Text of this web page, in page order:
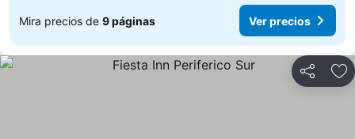
Mira precios de 9 páginas Ver precios
Compartir